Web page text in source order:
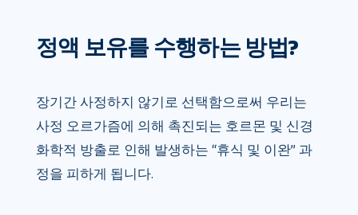
정액 보유를 수행하는 방법?
장기간 사정하지 않기로 선택함으로써 우리는
사정 오르가즘에 의해 촉진되는 호르몬 및 신경
화학적 방출로 인해 발생하는 “휴식 및 이완” 과
정을 피하게 됩니다.